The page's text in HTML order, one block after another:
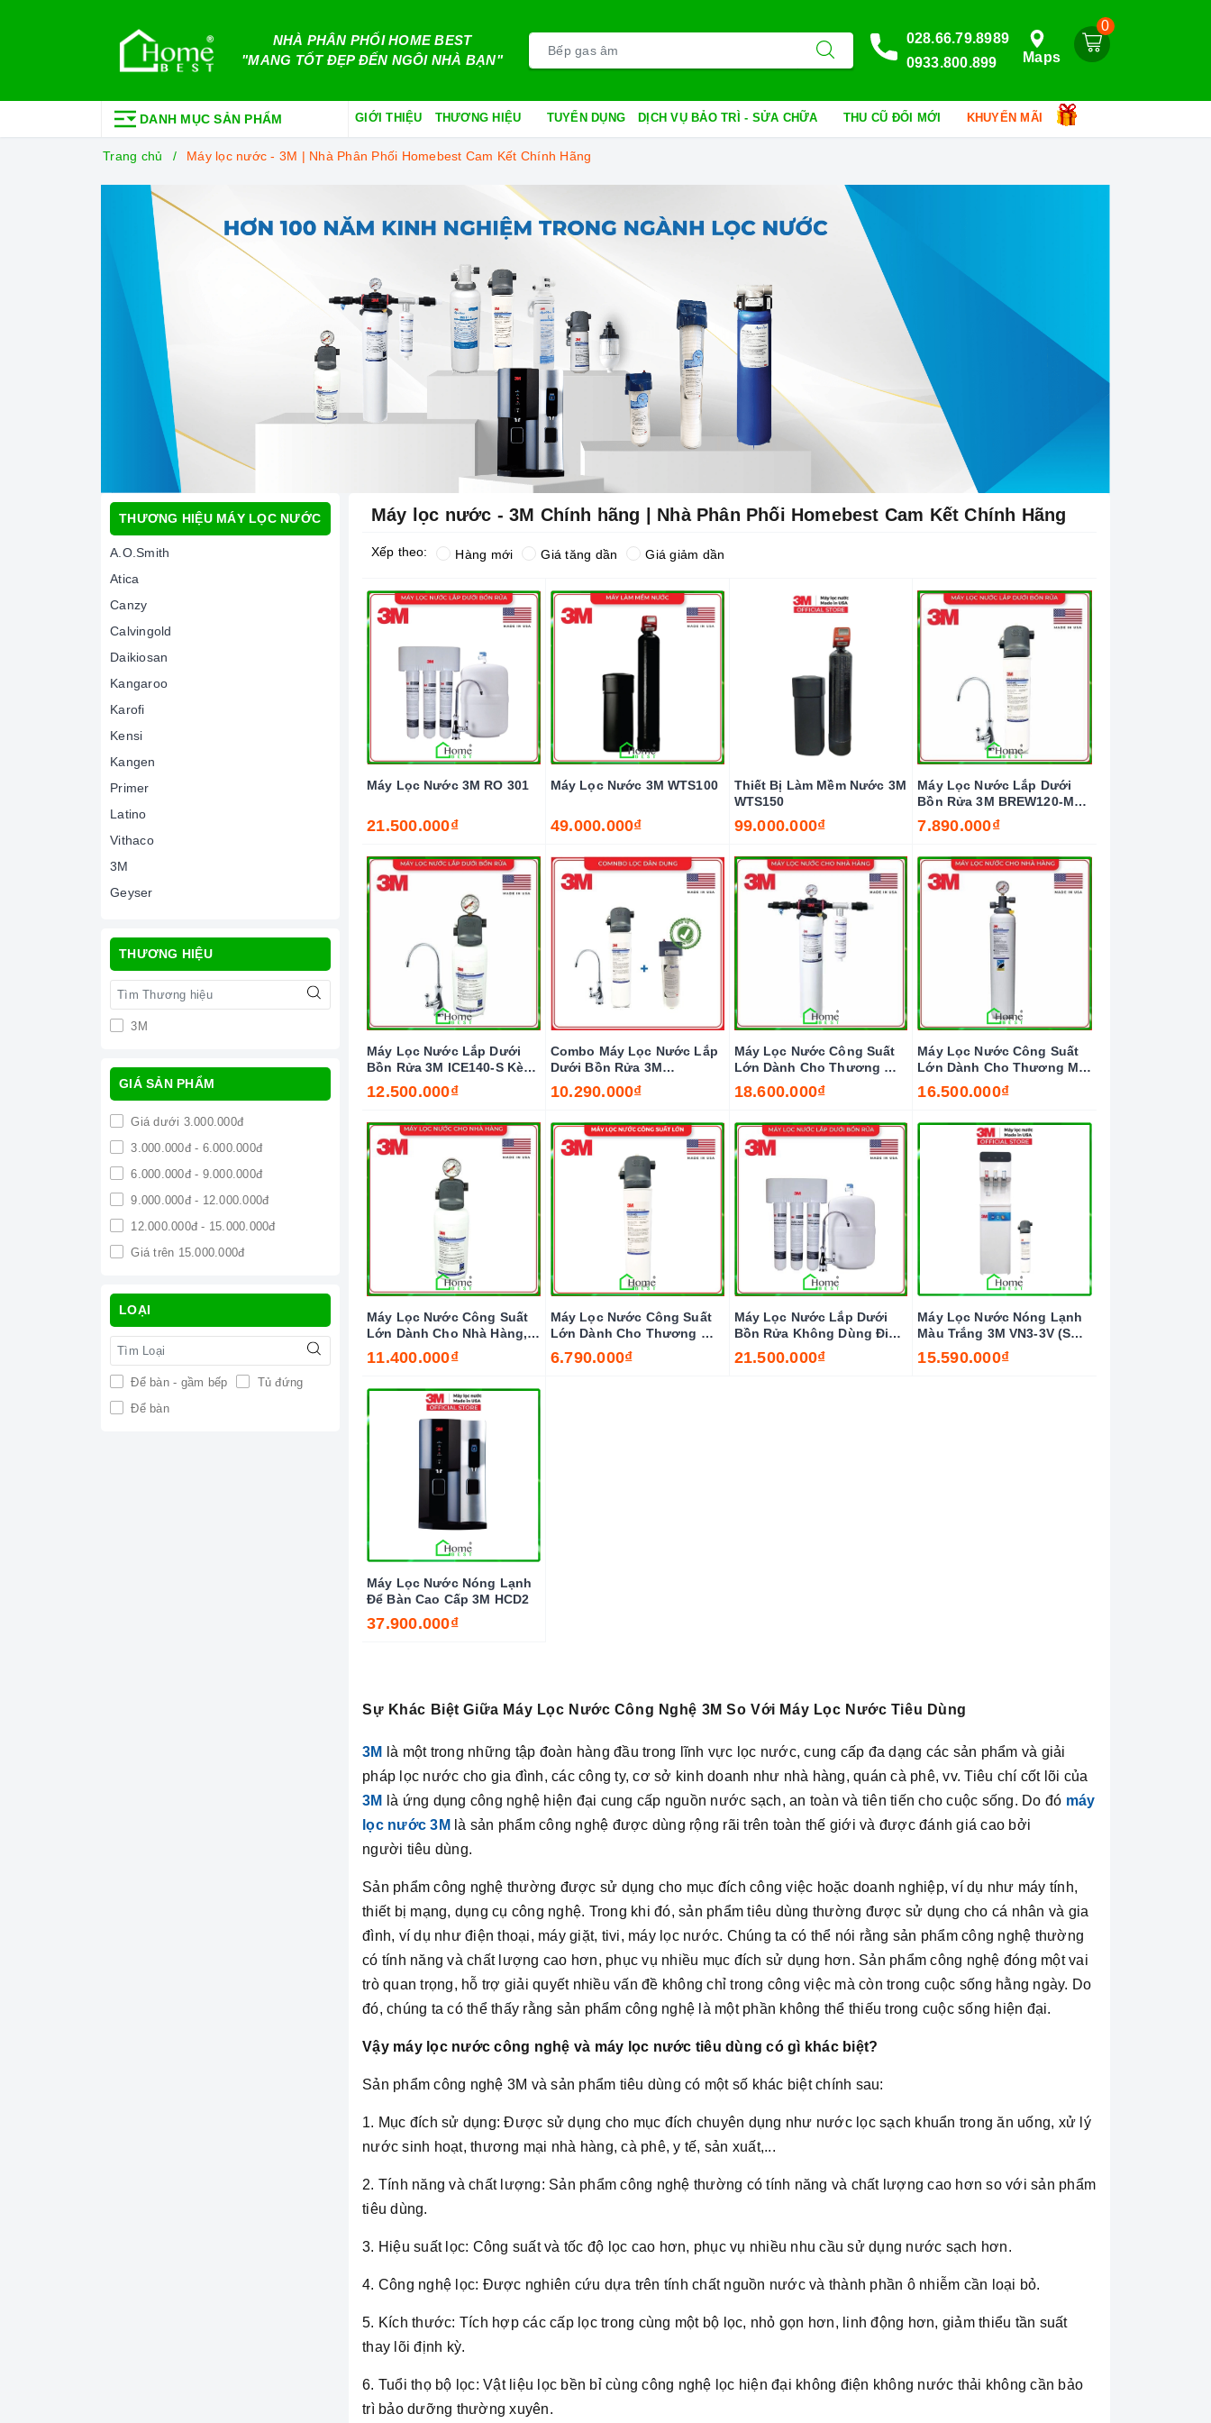
NHÀ PHÂN PHỐI HOME BEST
"MANG TỐT ĐẸP ĐẾN NGÔI NHÀ BẠN"
0
Maps
028.66.79.8989
0933.800.899
DANH MỤC SẢN PHẨM GIỚI THIỆU THƯƠNG HIỆU TUYỂN DỤNG DỊCH VỤ BẢO TRÌ - SỬA CHỮA THU CŨ ĐỔI MỚI KHUYẾN MÃI
Trang chủ Máy lọc nước - 3M | Nhà Phân Phối Homebest Cam Kết Chính Hãng
THƯƠNG HIỆU MÁY LỌC NƯỚC
A.O.Smith
Atica
Canzy
Calvingold
Daikiosan
Kangaroo
Karofi
Kensi
Kangen
Primer
Latino
Vithaco
3M
Geyser
THƯƠNG HIỆU
3M
GIÁ SẢN PHẨM
Giá dưới 3.000.000đ
3.000.000đ - 6.000.000đ
6.000.000đ - 9.000.000đ
9.000.000đ - 12.000.000đ
12.000.000đ - 15.000.000đ
Giá trên 15.000.000đ
LOẠI
Để bàn - gầm bếp
Tủ đứng
Để bàn
Máy lọc nước - 3M Chính hãng | Nhà Phân Phối Homebest Cam Kết Chính Hãng
Xếp theo: Hàng mới Giá tăng dần Giá giảm dần
Máy Lọc Nước 3M RO 301
21.500.000₫
Máy Lọc Nước 3M WTS100
49.000.000₫
Thiết Bị Làm Mềm Nước 3M
WTS150
99.000.000₫
Máy Lọc Nước Lắp Dưới
Bồn Rửa 3M BREW120-MS
Kèm Vòi 3M
7.890.000₫
Máy Lọc Nước Lắp Dưới
Bồn Rửa 3M ICE140-S Kèm
Vòi 3M
12.500.000₫
Combo Máy Lọc Nước Lắp
Dưới Bồn Rửa 3M
BREW120-MS Kèm Lọc Thô
Cao Cấp
10.290.000₫
Máy Lọc Nước Công Suất
Lớn Dành Cho Thương Mại
3M DP190
18.600.000₫
Máy Lọc Nước Công Suất
Lớn Dành Cho Thương Mại
3M ICE190-S
16.500.000₫
Máy Lọc Nước Công Suất
Lớn Dành Cho Nhà Hàng,
Quán Cà Phê Vừa Và Nhỏ
3M ICE140-S
11.400.000₫
Máy Lọc Nước Công Suất
Lớn Dành Cho Thương Mại
3M BREW120-MS
6.790.000₫
Máy Lọc Nước Lắp Dưới
Bồn Rửa Không Dùng Điện
3M RO301
21.500.000₫
Máy Lọc Nước Nóng Lạnh
Màu Trắng 3M VN3-3V (Sử
Dụng 3M BREW 120-MS)
15.590.000₫
Máy Lọc Nước Nóng Lạnh
Để Bàn Cao Cấp 3M HCD2
37.900.000₫
Sự Khác Biệt Giữa Máy Lọc Nước Công Nghệ 3M So Với Máy Lọc Nước Tiêu Dùng
3M
là một trong những tập đoàn hàng đầu trong lĩnh vực lọc nước, cung cấp đa dạng các sản phẩm và giải
pháp lọc nước cho gia đình, các công ty, cơ sở kinh doanh như nhà hàng, quán cà phê, vv. Tiêu chí cốt lõi của
3M
là ứng dụng công nghệ hiện đại cung cấp nguồn nước sạch, an toàn và tiên tiến cho cuộc sống. Do đó máy
lọc nước 3M là sản phẩm công nghệ được dùng rộng rãi trên toàn thế giới và được đánh giá cao bởi
người tiêu dùng.
Sản phẩm công nghệ thường được sử dụng cho mục đích công việc hoặc doanh nghiệp, ví dụ như máy tính,
thiết bị mạng, dụng cụ công nghệ. Trong khi đó, sản phẩm tiêu dùng thường được sử dụng cho cá nhân và gia
đình, ví dụ như điện thoại, máy giặt, tivi, máy lọc nước. Chúng ta có thể nói rằng sản phẩm công nghệ thường
có tính năng và chất lượng cao hơn, phục vụ nhiều mục đích sử dụng hơn. Sản phẩm công nghệ đóng một vai
trò quan trọng, hỗ trợ giải quyết nhiều vấn đề không chỉ trong công việc mà còn trong cuộc sống hằng ngày. Do
đó, chúng ta có thể thấy rằng sản phẩm công nghệ là một phần không thể thiếu trong cuộc sống hiện đại.
Vậy máy lọc nước công nghệ và máy lọc nước tiêu dùng có gì khác biệt?
Sản phẩm công nghệ 3M và sản phẩm tiêu dùng có một số khác biệt chính sau:
1. Mục đích sử dụng: Được sử dụng cho mục đích chuyên dụng như nước lọc sạch khuẩn trong ăn uống, xử lý
nước sinh hoạt, thương mại nhà hàng, cà phê, y tế, sản xuất,...
2. Tính năng và chất lượng: Sản phẩm công nghệ thường có tính năng và chất lượng cao hơn so với sản phẩm
tiêu dùng.
3. Hiệu suất lọc: Công suất và tốc độ lọc cao hơn, phục vụ nhiều nhu cầu sử dụng nước sạch hơn.
4. Công nghệ lọc: Được nghiên cứu dựa trên tính chất nguồn nước và thành phần ô nhiễm cần loại bỏ.
5. Kích thước: Tích hợp các cấp lọc trong cùng một bộ lọc, nhỏ gọn hơn, linh động hơn, giảm thiểu tần suất
thay lõi định kỳ.
6. Tuổi thọ bộ lọc: Vật liệu lọc bền bỉ cùng công nghệ lọc hiện đại không điện không nước thải không cần bảo
trì bảo dưỡng thường xuyên.